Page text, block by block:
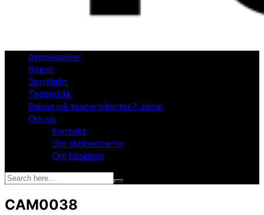
Anmeldelser
Bøger
Spotlight
Teaterblik
Rabat på teaterbilletter? Jada!
Om os
Kontakt
Om skribenterne
Om bloggen
CAM0038